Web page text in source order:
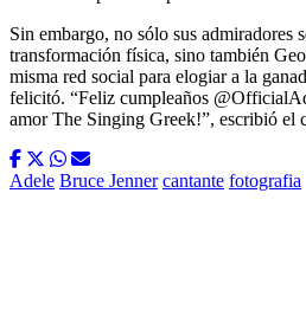
Sin embargo, no sólo sus admiradores
transformación física, sino también
misma red social para elogiar a la
felicitó. “Feliz cumpleaños
amor The Singing Greek!”, escribió el
Adele Bruce Jenner cantante fotografia